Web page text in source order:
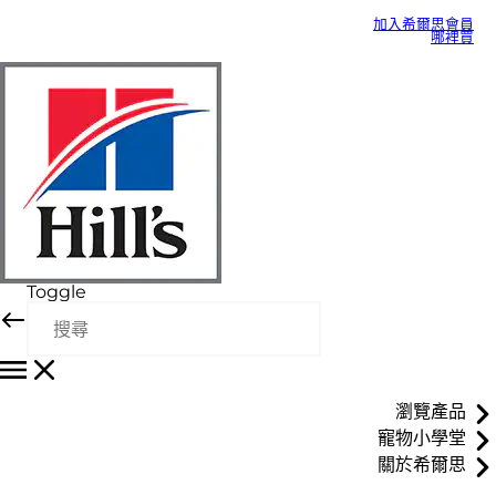
加入希爾思會員
哪裡買
Toggle
瀏覽產品
寵物小學堂
關於希爾思